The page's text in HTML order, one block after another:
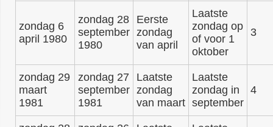
zondag 6
april 1980
zondag 28
september
1980
Eerste
zondag
van april
Laatste
zondag op
of voor 1
oktober
3
zondag 29
maart
1981
zondag 27
september
1981
Laatste
zondag
van maart
Laatste
zondag in
september
4